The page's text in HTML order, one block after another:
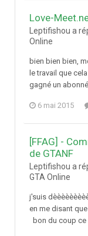
Love-
Leptifishou a
Online
bien bien bien,
le travail que
gagné un
6 mai 2015
[FFAG] -
de GTANF
Leptifishou a
GTA Online
j'suis
en me disant
bon du coup ce